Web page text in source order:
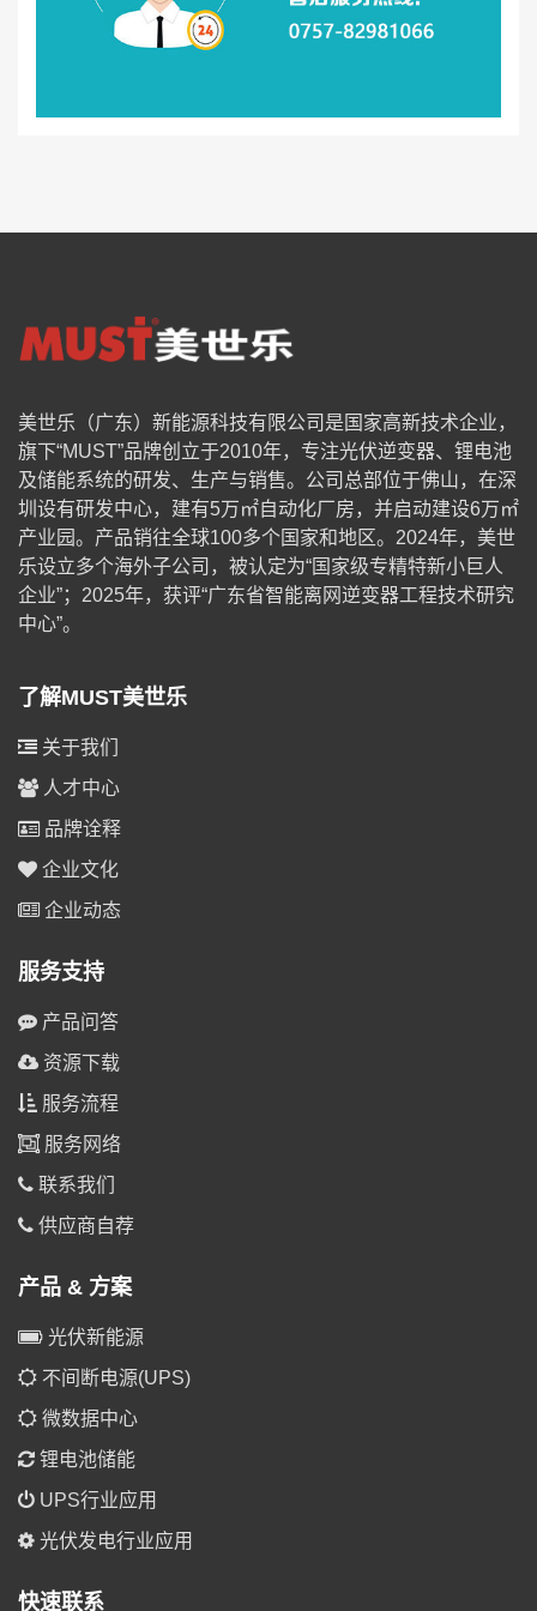
美世乐（广东）新能源科技有限公司是国家高新技术企业，
旗下“MUST”品牌创立于2010年，专注光伏逆变器、锂电池
及储能系统的研发、生产与销售。公司总部位于佛山，在深
圳设有研发中心，建有5万㎡自动化厂房，并启动建设6万㎡
产业园。产品销往全球100多个国家和地区。2024年，美世
乐设立多个海外子公司，被认定为“国家级专精特新小巨人
企业”；2025年，获评“广东省智能离网逆变器工程技术研究
中心”。
了解MUST美世乐
关于我们
人才中心
品牌诠释
企业文化
企业动态
服务支持
产品问答
资源下载
服务流程
服务网络
联系我们
供应商自荐
产品 & 方案
光伏新能源
不间断电源(UPS)
微数据中心
锂电池储能
UPS行业应用
光伏发电行业应用
快速联系